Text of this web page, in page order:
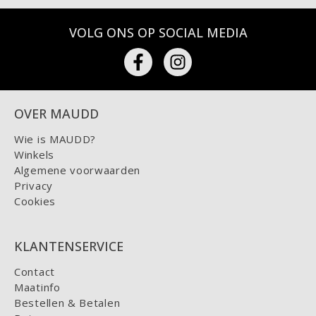
VOLG ONS OP SOCIAL MEDIA
OVER MAUDD
Wie is MAUDD?
Winkels
Algemene voorwaarden
Privacy
Cookies
KLANTENSERVICE
Contact
Maatinfo
Bestellen & Betalen